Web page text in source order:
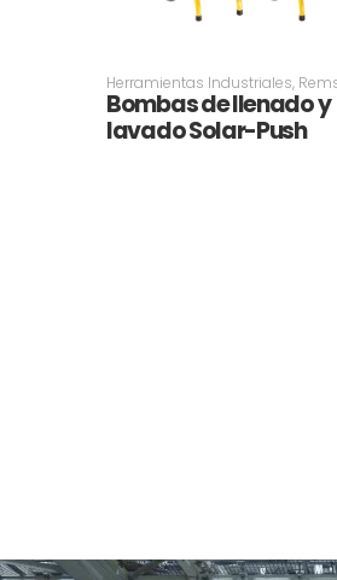
Herramientas Industriales,
Bombas de llenado y
lavado Solar-Push